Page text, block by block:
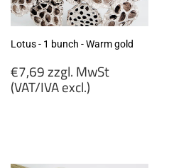
Lotus - 1 bunch - Warm gold
Regular
price
€7,69 zzgl. MwSt
(VAT/IVA excl.)
(VAT/IVA